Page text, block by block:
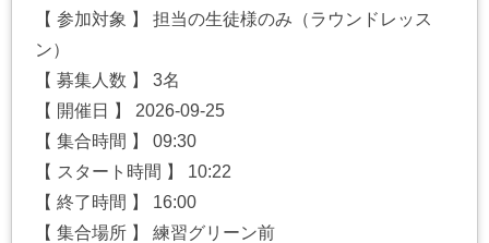
【 参加対象 】 担当の生徒様のみ（ラウンドレッス
ン）
【 募集人数 】 3名
【 開催日 】 2026-09-25
【 集合時間 】 09:30
【 スタート時間 】 10:22
【 終了時間 】 16:00
【 集合場所 】 練習グリーン前